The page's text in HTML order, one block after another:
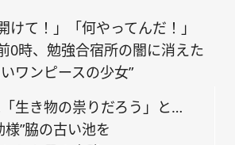
開けて！」「何やってんだ！」
0時、勉強合宿所の闇に消えた
ワンピースの少女”
生き物の祟りだろう」と…
様”脇の古い池を